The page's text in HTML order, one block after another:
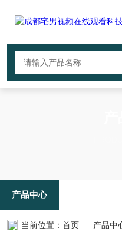
产品中心
当前位置： 首页 产品中